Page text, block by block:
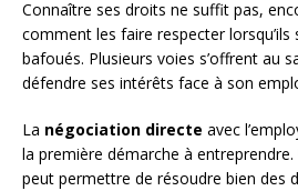
Connaître ses droits ne suffit pas,
comment les faire respecter
bafoués. Plusieurs voies s’offrent au
défendre ses intérêts face à son
La négociation directe avec
la première démarche à
peut permettre de résoudre bien des